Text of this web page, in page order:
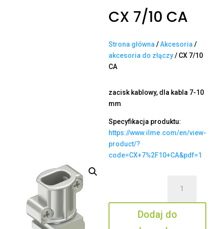
CX 7/10 CA
Strona główna /Akcesoria /
akcesoria do złączy/ CX 7/10
CA
zacisk kablowy, dla kabla 7-10
mm
Specyfikacja produktu:
https://www.ilme.com/en/view-
product/?
code=CX+7%2F10+CA&pdf=1
7/10
CA
Dodaj do